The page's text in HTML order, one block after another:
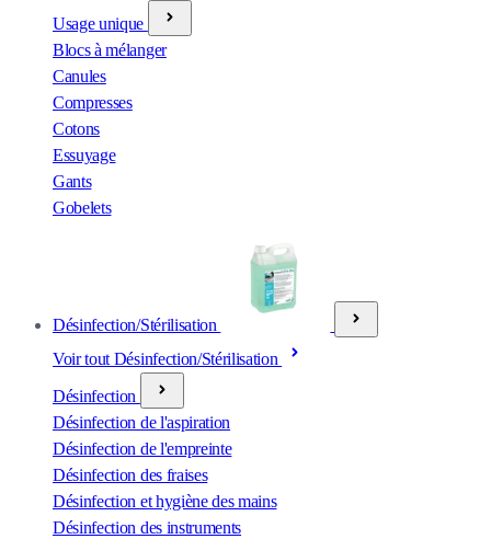
Usage unique
Blocs à mélanger
Canules
Compresses
Cotons
Essuyage
Gants
Gobelets
Désinfection/Stérilisation
Voir tout Désinfection/Stérilisation
Désinfection
Désinfection de l'aspiration
Désinfection de l'empreinte
Désinfection des fraises
Désinfection et hygiène des mains
Désinfection des instruments